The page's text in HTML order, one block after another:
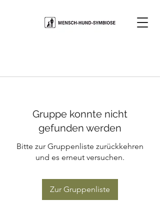
Gruppe konnte nicht
gefunden werden
Bitte zur Gruppenliste zurückkehren
und es erneut versuchen.
Zur Gruppenliste